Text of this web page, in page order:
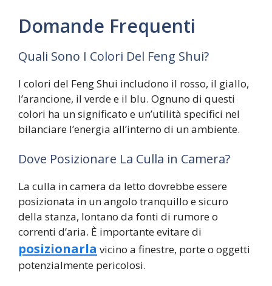
Domande Frequenti
Quali Sono I Colori Del Feng Shui?
I colori del Feng Shui includono il rosso, il giallo,
l’arancione, il verde e il blu. Ognuno di questi
colori ha un significato e un’utilità specifici nel
bilanciare l’energia all’interno di un ambiente.
Dove Posizionare La Culla in Camera?
La culla in camera da letto dovrebbe essere
posizionata in un angolo tranquillo e sicuro
della stanza, lontano da fonti di rumore o
correnti d’aria. È importante evitare di
posizionarla vicino a finestre, porte o oggetti
potenzialmente pericolosi.